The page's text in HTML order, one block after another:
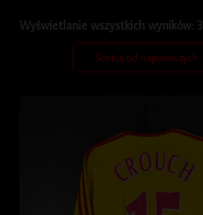
Wyświetlanie wszystkich wyników: 3